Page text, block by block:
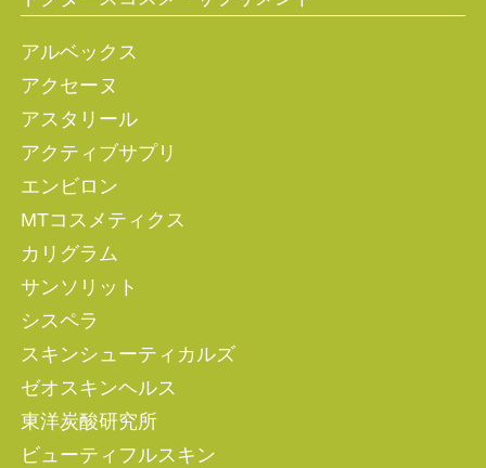
アルベックス
アクセーヌ
アスタリール
アクティブサプリ
エンビロン
MTコスメティクス
カリグラム
サンソリット
シスペラ
スキンシューティカルズ
ゼオスキンヘルス
東洋炭酸研究所
ビューティフルスキン